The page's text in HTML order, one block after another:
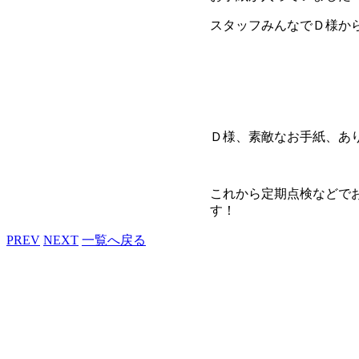
スタッフみんなでＤ様か
Ｄ様、素敵なお手紙、あ
これから定期点検などで
す！
PREV NEXT 一覧へ戻る